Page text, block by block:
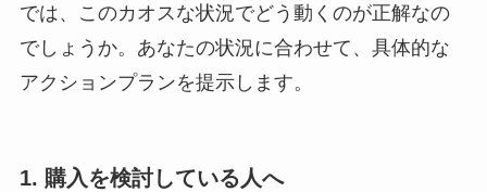
では、このカオスな状況でどう動くのが正解なの
でしょうか。あなたの状況に合わせて、具体的な
アクションプランを提示します。
1. 購入を検討している人へ